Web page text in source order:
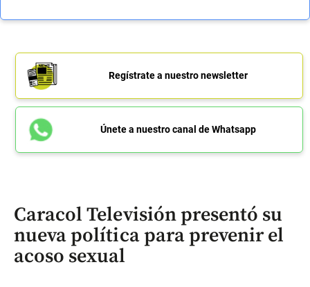
Regístrate a nuestro newsletter
Únete a nuestro canal de Whatsapp
Caracol Televisión presentó su
nueva política para prevenir el
acoso sexual